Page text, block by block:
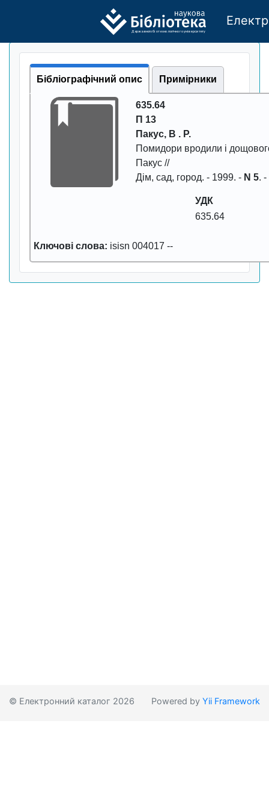
Державного бі отехно логічно го універси тету
Бібліографічний опис Примірники
635.64
П 13
Пакус, В . Р.
Помидоpи вpодили i
Пакус //
Дiм, сад, гоpод. - 1999. - N 5.
УДК
635.64
Ключові слова: isisn 004017 --
© Електронний каталог 2026 Powered by Yii Framework